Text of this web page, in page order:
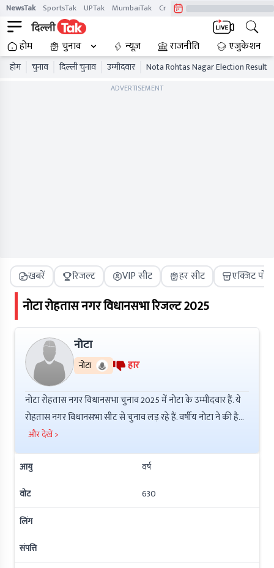
NewsTak SportsTak UPTak MumbaiTak CrimeTak
होम चुनाव न्यूज़ राजनीति एजुकेशन
होम चुनाव दिल्ली चुनाव उम्मीदवार Nota Rohtas Nagar Election Result
ADVERTISEMENT
खबरें रिजल्ट VIP सीट हर सीट एक्जिट पोल
नोटारोहतास नगरविधानसभा रिजल्ट2025
नोटा
नोटा हार
नोटा रोहतास नगर विधानसभा चुनाव 2025 में नोटा के उम्मीदवार हैं. ये
रोहतास नगर विधानसभा सीट से चुनाव लड़ रहे हैं. वर्षीय नोटा ने की है
इनकी कुल संपत्ति ₹ है. इनके ऊपर ₹ की देनदारी है. इनके ऊपर
आपराधिक मामले 0 हैं.
और देखें >
आयु
वर्ष
वोट
630
लिंग
संपत्ति